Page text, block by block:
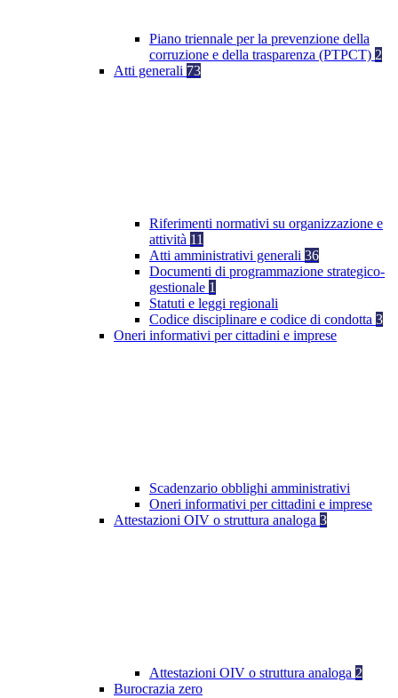
Piano triennale per la prevenzione della
corruzione e della trasparenza (PTPCT) 2
Atti generali 73
Riferimenti normativi su organizzazione e
attività 11
Atti amministrativi generali 36
Documenti di programmazione strategico-
gestionale 1
Statuti e leggi regionali
Codice disciplinare e codice di condotta 3
Oneri informativi per cittadini e imprese
Scadenzario obblighi amministrativi
Oneri informativi per cittadini e imprese
Attestazioni OIV o struttura analoga 3
Attestazioni OIV o struttura analoga 2
Burocrazia zero